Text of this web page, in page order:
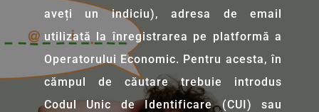
aveți un indiciu), adresa de email
utilizată la înregistrarea pe platformă a
Operatorului Economic. Pentru acesta, în
cămpul de căutare trebuie introdus
Codul Unic de Identificare (CUI) sau